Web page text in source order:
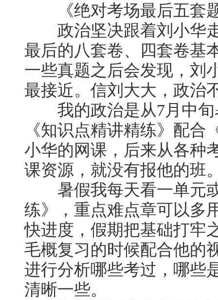
《绝对考场最后五套
政治坚决跟着刘小华走
最后的八套卷、四套卷基
一些真题之后会发现，刘
最接近。信刘大大，政治
我的政治是从7月中旬
《知识点精讲精练》配合
小华的网课，后来从各种
课资源，就没有报他的班
暑假我每天看一单元或
练》，重点难点章可以多
快进度，假期把基础打牢
毛概复习的时候配合他的
进行分析哪些考过，哪些
清晰一些。